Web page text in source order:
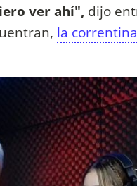
ver ahí", dijo
la